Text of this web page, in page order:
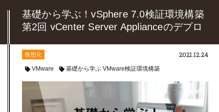
基礎から学ぶ！vSphere 7.0検証環境構築
第2回 vCenter Server Applianceのデプロ
仮想化
VMware 基礎から学ぶ VMware検証環境構築
2021.12.24